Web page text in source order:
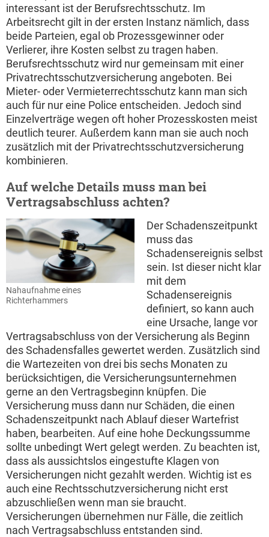
interessant ist der Berufsrechtsschutz. Im
Arbeitsrecht gilt in der ersten Instanz nämlich, dass
beide Parteien, egal ob Prozessgewinner oder
Verlierer, ihre Kosten selbst zu tragen haben.
Berufsrechtsschutz wird nur gemeinsam mit einer
Privatrechtsschutzversicherung angeboten. Bei
Mieter- oder Vermieterrechtsschutz kann man sich
auch für nur eine Police entscheiden. Jedoch sind
Einzelverträge wegen oft hoher Prozesskosten meist
deutlich teurer. Außerdem kann man sie auch noch
zusätzlich mit der Privatrechtsschutzversicherung
kombinieren.
Auf welche Details muss man bei
Vertragsabschluss achten?
Nahaufnahme eines
Richterhammers
Der Schadenszeitpunkt
muss das
Schadensereignis selbst
sein. Ist dieser nicht klar
mit dem
Schadensereignis
definiert, so kann auch
eine Ursache, lange vor
Vertragsabschluss von der Versicherung als Beginn
des Schadensfalles gewertet werden. Zusätzlich sind
die Wartezeiten von drei bis sechs Monaten zu
berücksichtigen, die Versicherungsunternehmen
gerne an den Vertragsbeginn knüpfen. Die
Versicherung muss dann nur Schäden, die einen
Schadenszeitpunkt nach Ablauf dieser Wartefrist
haben, bearbeiten. Auf eine hohe Deckungssumme
sollte unbedingt Wert gelegt werden. Zu beachten ist,
dass als aussichtslos eingestufte Klagen von
Versicherungen nicht gezahlt werden. Wichtig ist es
auch eine Rechtsschutzversicherung nicht erst
abzuschließen wenn man sie braucht.
Versicherungen übernehmen nur Fälle, die zeitlich
nach Vertragsabschluss entstanden sind.